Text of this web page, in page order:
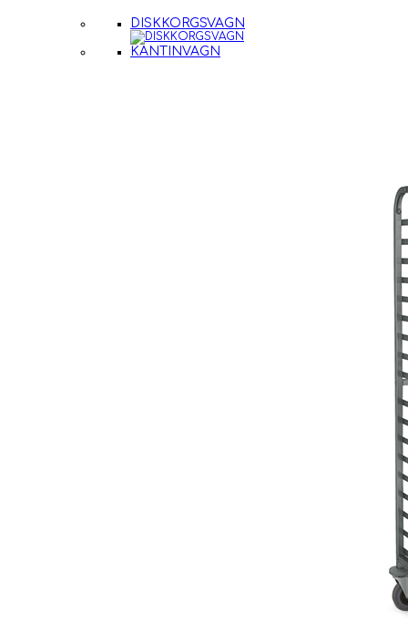
DISKKORGSVAGN
KANTINVAGN